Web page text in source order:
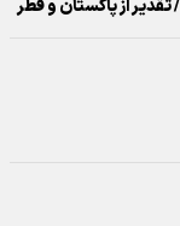
از پاکستان و قطر